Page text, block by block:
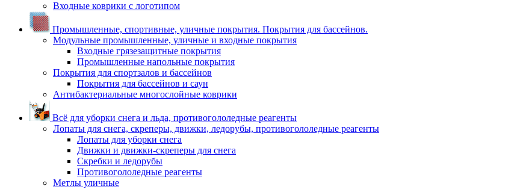
Входные коврики с логотипом
Промышленные, спортивные, уличные покрытия. Покрытия для бассейнов.
Модульные промышленные, уличные и входные покрытия
Входные грязезащитные покрытия
Промышленные напольные покрытия
Покрытия для спортзалов и бассейнов
Покрытия для бассейнов и саун
Антибактериальные многослойные коврики
Всё для уборки снега и льда, противогололедные реагенты
Лопаты для снега, скреперы, движки, ледорубы, противогололедные реагенты
Лопаты для уборки снега
Движки и движки-скреперы для снега
Скребки и ледорубы
Противогололедные реагенты
Метлы уличные